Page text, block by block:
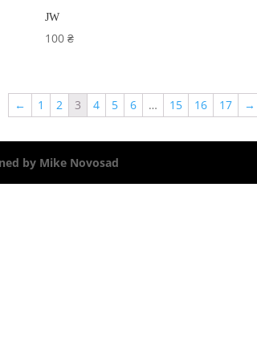
JW
100 ₴
← 1 2 3 4 5 6 … 15 16 17 →
by Mike Novosad